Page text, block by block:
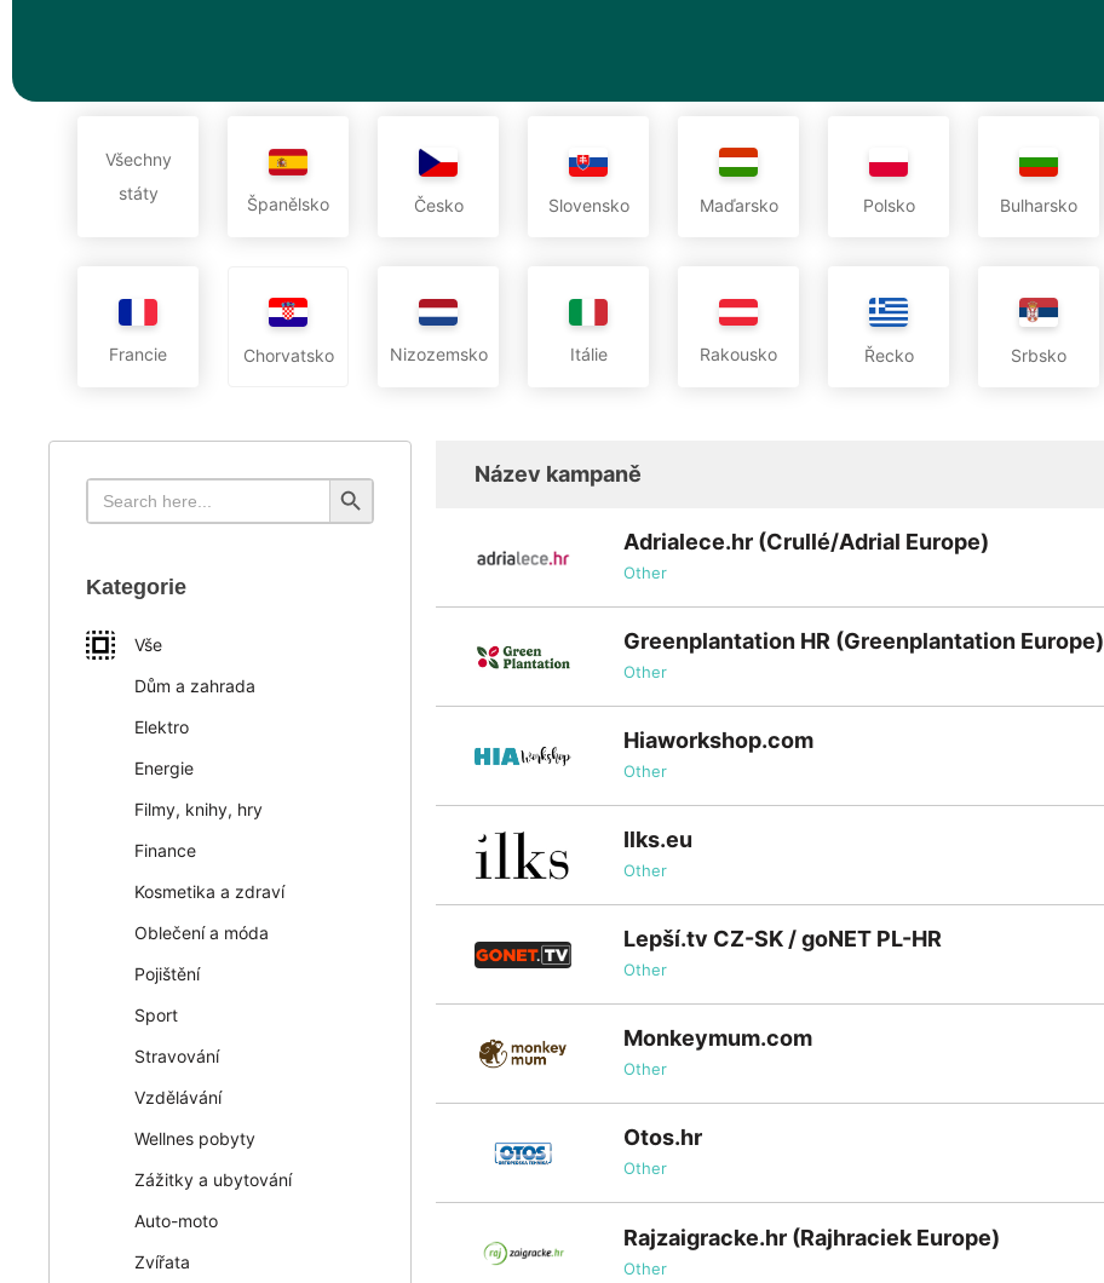
Všechny
státy
Španělsko Česko Slovensko Maďarsko Polsko Bulharsko
Francie Chorvatsko Nizozemsko Itálie Rakousko Řecko Srbsko
Search
for:
Search Button
Kategorie
Vše
Dům a zahrada
Elektro
Energie
Filmy, knihy, hry
Finance
Kosmetika a zdraví
Oblečení a móda
Pojištění
Sport
Stravování
Vzdělávání
Wellnes pobyty
Zážitky a ubytování
Auto-moto
Zvířata
Název kampaně
Adrialece.hr (Crullé/Adrial Europe)
Other
Greenplantation HR (Greenplantation Europe)
Other
Hiaworkshop.com
Other
Ilks.eu
Other
Lepší.tv CZ-SK / goNET PL-HR
Other
Monkeymum.com
Other
Otos.hr
Other
Rajzaigracke.hr (Rajhraciek Europe)
Other